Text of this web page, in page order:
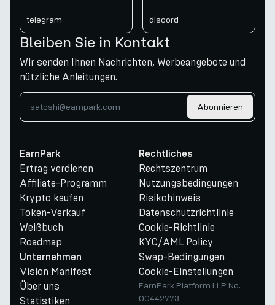
telegram discord
Bleiben Sie in Kontakt
Wir senden Ihnen Nachrichten, Werbeangebote und
nützliche Anleitungen.
Abonnieren
EarnPark
Ertrag verdienen
Affiliate-Programm
Krypto kaufen
Token-Verkauf
Weißbuch
Roadmap
Unternehmen
Vision Manifest
Über uns
Statistiken
Rechtliches
Rechtszentrum
Nutzungsbedingungen
Risikohinweis
Datenschutzrichtlinie
Cookie-Richtlinie
KYC/AML Policy
Swap-Bedingungen
Cookie-Einstellungen
EarnPark Platform LLP No.
OC442773